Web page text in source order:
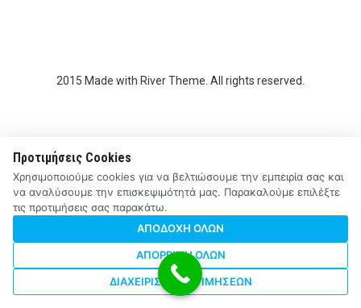
2015 Made with River Theme. All rights reserved.
Προτιμήσεις Cookies
Χρησιμοποιούμε cookies για να βελτιώσουμε την εμπειρία σας και
να αναλύσουμε την επισκεψιμότητά μας. Παρακαλούμε επιλέξτε
τις προτιμήσεις σας παρακάτω.
ΔΙΑΧΕΊΡΙΣΗ ΠΡΟΤΙΜΉΣΕΩΝ
ΑΠΌΡΡΙΨΗ ΌΛΩΝ
ΑΠΟΔΟΧΉ ΌΛΩΝ